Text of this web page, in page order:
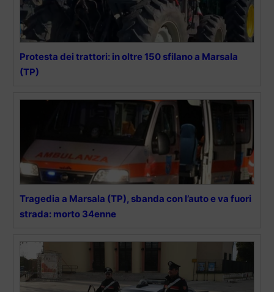
Protesta dei trattori: in oltre 150 sfilano a Marsala
(TP)
Tragedia a Marsala (TP), sbanda con l’auto e va fuori
strada: morto 34enne